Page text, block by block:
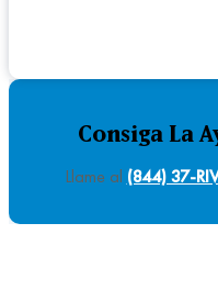
Consiga La
Llame al (844) 37-